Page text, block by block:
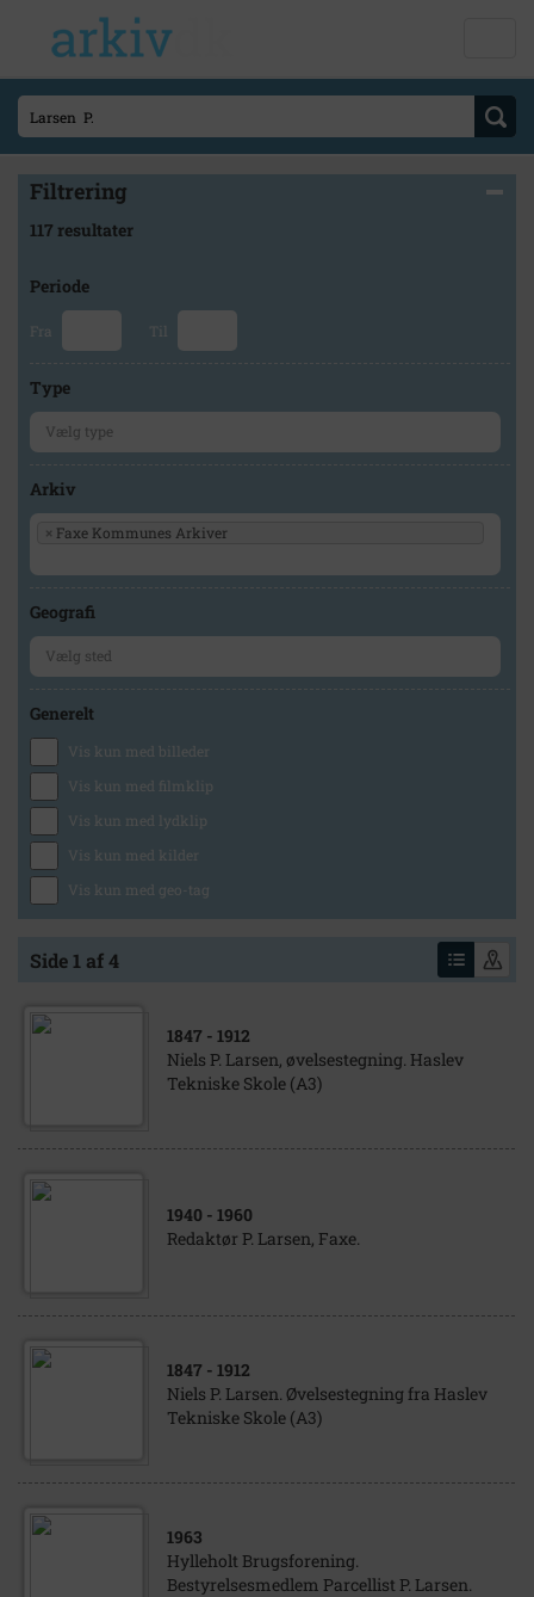
Filtrering
117 resultater
Periode
Fra Til
Type
Arkiv
× Faxe Kommunes Arkiver
Geografi
Generelt
Vis kun med billeder
Vis kun med filmklip
Vis kun med lydklip
Vis kun med kilder
Vis kun med geo-tag
Side 1 af 4
1847 - 1912
Niels P. Larsen, øvelsestegning. Haslev
Tekniske Skole (A3)
1940 - 1960
Redaktør P. Larsen, Faxe.
1847 - 1912
Niels P. Larsen. Øvelsestegning fra Haslev
Tekniske Skole (A3)
1963
Hylleholt Brugsforening.
Bestyrelsesmedlem Parcellist P. Larsen.